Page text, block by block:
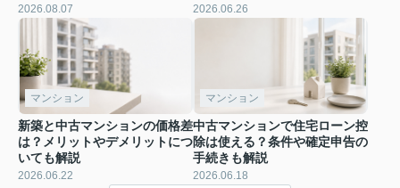
2026.08.07 2026.06.26
マンション
新築と中古マンションの価格差
は？メリットやデメリットにつ
いても解説
2026.06.22
マンション
中古マンションで住宅ローン控
除は使える？条件や確定申告の
手続きも解説
2026.06.18